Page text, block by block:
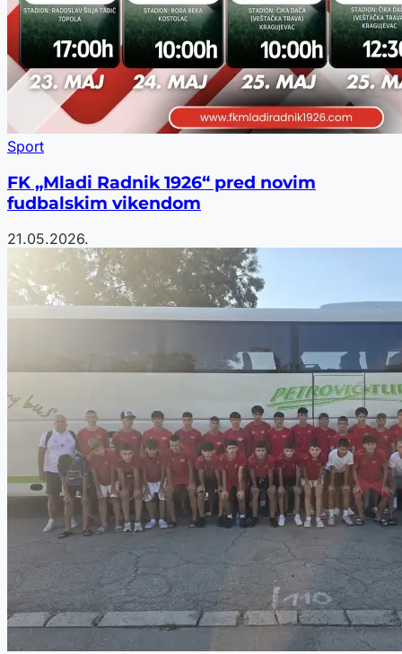
Sport
FK „Mladi Radnik 1926“ pred novim
fudbalskim vikendom
21.05.2026.